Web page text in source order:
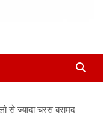
से ज्यादा चरस बरामद